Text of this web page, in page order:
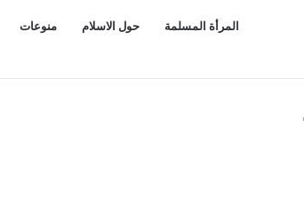
منوعات حول الاسلام المرأة المسلمة